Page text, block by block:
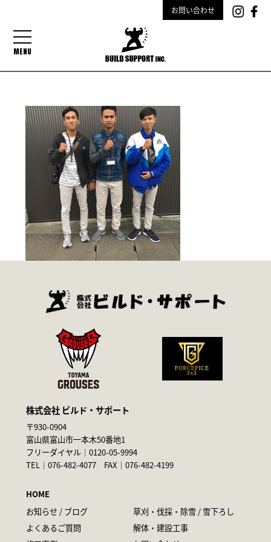
お問い合わせ
MENU
株式会社 ビルド・サポート
〒930-0904
富山県富山市一本木50番地1
フリーダイヤル｜0120-05-9994
TEL｜076-482-4077 FAX｜076-482-4199
HOME
お知らせ / ブログ
草刈・伐採・除雪 / 雪下ろし
よくあるご質問
解体・建設工事